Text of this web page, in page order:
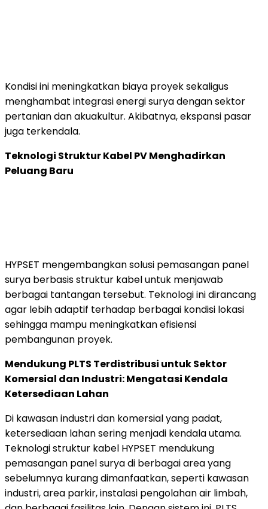
Kondisi ini meningkatkan biaya proyek sekaligus
menghambat integrasi energi surya dengan sektor
pertanian dan akuakultur. Akibatnya, ekspansi pasar
juga terkendala.
Teknologi Struktur Kabel PV Menghadirkan
Peluang Baru
HYPSET mengembangkan solusi pemasangan panel
surya berbasis struktur kabel untuk menjawab
berbagai tantangan tersebut. Teknologi ini dirancang
agar lebih adaptif terhadap berbagai kondisi lokasi
sehingga mampu meningkatkan efisiensi
pembangunan proyek.
Mendukung PLTS Terdistribusi untuk Sektor
Komersial dan Industri: Mengatasi Kendala
Ketersediaan Lahan
Di kawasan industri dan komersial yang padat,
ketersediaan lahan sering menjadi kendala utama.
Teknologi struktur kabel HYPSET mendukung
pemasangan panel surya di berbagai area yang
sebelumnya kurang dimanfaatkan, seperti kawasan
industri, area parkir, instalasi pengolahan air limbah,